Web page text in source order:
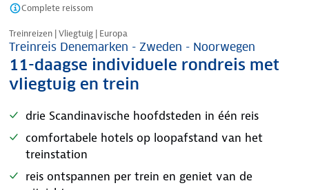
Complete reissom
Treinreizen | Vliegtuig | Europa
Treinreis Denemarken - Zweden - Noorwegen
11-daagse individuele rondreis met
vliegtuig en trein
drie Scandinavische hoofdsteden in één reis
comfortabele hotels op loopafstand van het
treinstation
reis ontspannen per trein en geniet van de